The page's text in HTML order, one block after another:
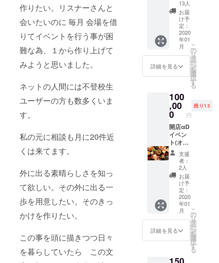
作りたい。リスナーさんと
会いたいのに 毎月 会場を借
りてイベントを行う事が困
難な為、１から作り上げて
みようと思いました。
ネットの人間には不登校生
ユーザーの方も数多くいま
す。
私の元に相談も月に20件近
くは来てます。
外に出る素晴らしさを知っ
て欲しい。その外に出る一
歩を用意したい。そのきっ
かけを作りたい。
この事を頭に描きつつ日々
を暮らしていたら この文
ドファ
ンディ
ング限
定品) 希
望選手
のオリ
ジナル
サイン
色紙 イ
ベント
ンバー
チェキ1
回撮影
券 荒野
行動記
念青ロ
ケメッ
セ + 守
護取り
ます
ト開催
❷ 2ヵ
月に1回
オフ会
に場所
貸切可
能 (3時
間) (1年
間場代)
(ドリン
❸ VIP
会員証
発行 開
店αDイ
ベント
(オフ会)
優待券
記念品
グッズ
贈呈(ク
ラウド
ファン
ディン
グ限定)
ライ
ター2種
(白 黒)
αDアク
リル
キーホ
(クラウ
13人
お届
け予
定：
2020
年01
月
詳細を見る
こ
の
リ
タ
ー
ン
を
選
択
す
る
100
,00
0 円
残り13
開店αD
イベン
ト(オフ
会)優待
券 超無
課金&
でぃ
ふぇあ
&Bock
y αDハ
ウスで
たこ焼
きパー
ティ
※15名限
定 (その
野した
支援
者：
2人
お届
け予
定：
2020
年01
月
詳細を見る
こ
の
リ
タ
ー
ン
を
選
択
す
る